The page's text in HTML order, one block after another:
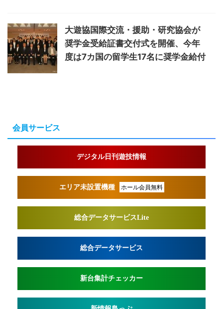
大遊協国際交流・援助・研究協会が
奨学金受給証書交付式を開催、今年
度は7カ国の留学生17名に奨学金給付
会員サービス
デジタル日刊遊技情報
エリア未設置機種 ホール会員無料
総合データサービスLite
総合データサービス
新台集計チェッカー